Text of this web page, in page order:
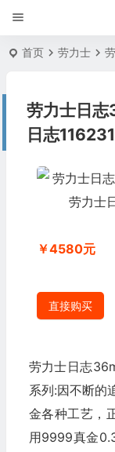
首页 劳力士
劳力士日
日志
￥4580元
直接购买
劳力士日志
系列:因不断的
金各种工艺，
用9999真金